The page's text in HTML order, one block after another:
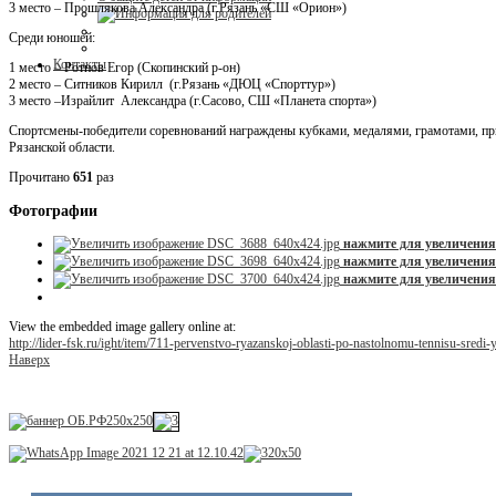
Контакты
3 место – Прошлякова Александра (г.Рязань «СШ «Орион»)
Среди юношей:
1 место – Ротнов Егор (Скопинский р-он)
2 место – Ситников Кирилл (г.Рязань «ДЮЦ «Спорттур»)
3 место –Израйлит Александра (г.Сасово, СШ «Планета спорта»)
Спортсмены-победители соревнований награждены кубками, медалями, грамотами,
Рязанской области.
Прочитано 651 раз
Фотографии
нажмите для увеличения
нажмите для увеличения
нажмите для увеличения
View the embedded image gallery online at:
http://lider-fsk.ru/ight/item/711-pervenstvo-ryazanskoj-oblasti-po-nastolnomu-tennisu-
Наверх